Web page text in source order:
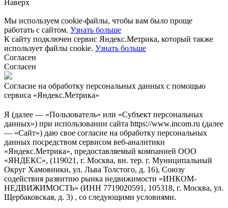
Наверх
Мы используем cookie-файлы, чтобы вам было проще
работать с сайтом. Узнать больше
К сайту подключен сервис Яндекс.Метрика, который также
использует файлы cookie. Узнать больше
Согласен
Согласен
Согласие на обработку персональных данных с помощью
сервиса «Яндекс.Метрика»
Я (далее — «Пользователь» или «Субъект персональных
данных») при использовании сайта https://www.incom.ru (далее
— «Сайт») даю свое согласие на обработку персональных
данных посредством сервисом веб-аналитики
«Яндекс.Метрика», предоставляемый компанией ООО
«ЯНДЕКС», (119021, г. Москва, вн. тер. г. Муниципальный
Округ Хамовники, ул. Льва Толстого, д. 16), Союзу
содействия развитию рынка недвижимости «ИНКОМ-
НЕДВИЖИМОСТЬ» (ИНН 7719020591, 105318, г. Москва, ул.
Щербаковская, д. 3) , со следующими условиями.